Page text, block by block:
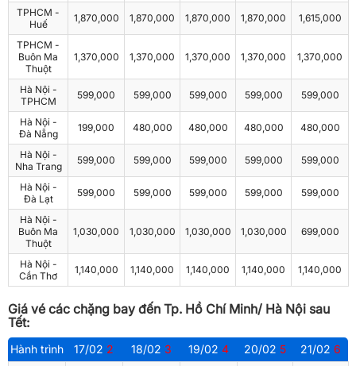
TPHCM -
Huế
1,870,000 1,870,000 1,870,000 1,870,000 1,615,000
TPHCM -
Buôn Ma
Thuột
1,370,000 1,370,000 1,370,000 1,370,000 1,370,000
Hà Nội -
TPHCM
599,000 599,000 599,000 599,000 599,000
Hà Nội -
Đà Nẵng
199,000 480,000 480,000 480,000 480,000
Hà Nội -
Nha Trang
599,000 599,000 599,000 599,000 599,000
Hà Nội -
Đà Lạt
599,000 599,000 599,000 599,000 599,000
Hà Nội -
Buôn Ma
Thuột
1,030,000 1,030,000 1,030,000 1,030,000 699,000
Hà Nội -
Cần Thơ
1,140,000 1,140,000 1,140,000 1,140,000 1,140,000
Giá vé các chặng bay đến Tp. Hồ Chí Minh/ Hà Nội sau
Tết:
Hành trình 17/02 2 18/02 3 19/02 4 20/02 5 21/02 6